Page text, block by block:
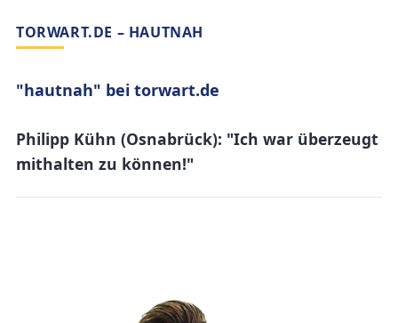
TORWART.DE – HAUTNAH
"hautnah" bei torwart.de
Philipp Kühn (Osnabrück): "Ich war überzeugt
mithalten zu können!"